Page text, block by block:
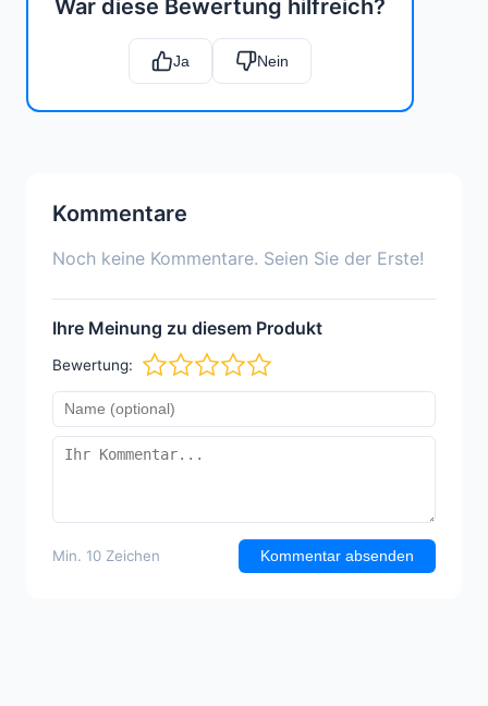
War diese Bewertung hilfreich?
Ja Nein
Kommentare
Noch keine Kommentare. Seien Sie der Erste!
Ihre Meinung zu diesem Produkt
Bewertung:
Min. 10 Zeichen Kommentar absenden